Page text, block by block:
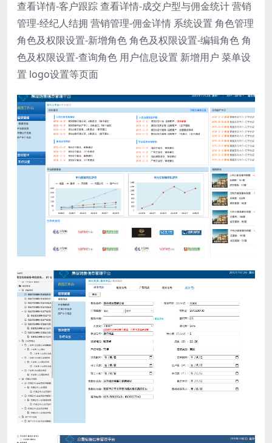
查看详情-客户跟踪 查看详情-成交户型与佣金统计 营销
管理-经纪人结拥 营销管理-佣金详情 系统设置 角色管理
角色及权限设置-新增角色 角色及权限设置-编辑角色 角
色及权限设置-查询角色 用户信息设置 新增用户 菜单设
置 logo设置等页面